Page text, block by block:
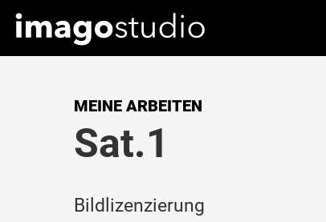
MEINE ARBEITEN
Sat.1
Bildlizenzierung